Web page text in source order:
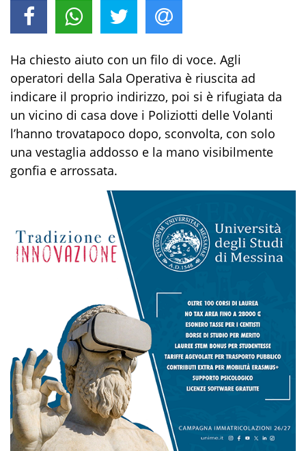
Ha chiesto aiuto con un filo di voce. Agli
operatori della Sala Operativa è riuscita ad
indicare il proprio indirizzo, poi si è rifugiata da
un vicino di casa dove i Poliziotti delle Volanti
l’hanno trovatapoco dopo, sconvolta, con solo
una vestaglia addosso e la mano visibilmente
gonfia e arrossata.